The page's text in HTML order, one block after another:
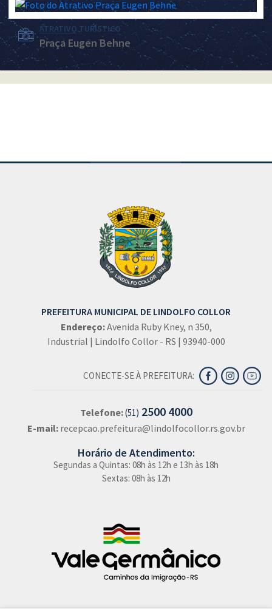
ATRATIVO TURÍSTICO
Praça Eugen Behne
PREFEITURA MUNICIPAL DE LINDOLFO COLLOR
Endereço:Avenida Ruby Kney, n 350,
Industrial | Lindolfo Collor - RS | 93940-000
CONECTE-SE À PREFEITURA:
Telefone:(51) 2500 4000
E-mail: recepcao.prefeitura@lindolfocollor.rs.gov.br
Horário de Atendimento:
Segundas a Quintas: 08h às 12h e 13h às 18h
Sextas: 08h às 12h